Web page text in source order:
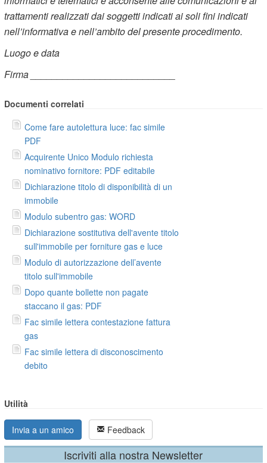
trattamenti realizzati dai soggetti indicati ai soli fini indicati
nell’informativa e nell’ambito del presente procedimento.
Luogo e data
Firma ___________________________
Documenti correlati
Come fare autolettura luce: fac simile
PDF
Acquirente Unico Modulo richiesta
nominativo fornitore: PDF editabile
Dichiarazione titolo di disponibilità di un
immobile
Modulo subentro gas: WORD
Dichiarazione sostitutiva dell'avente titolo
sull'immobile per forniture gas e luce
Modulo di autorizzazione dell’avente
titolo sull'immobile
Dopo quante bollette non pagate
staccano il gas: PDF
Fac simile lettera contestazione fattura
gas
Fac simile lettera di disconoscimento
debito
Utilità
Invia a un amico Feedback
Iscriviti alla nostra Newsletter